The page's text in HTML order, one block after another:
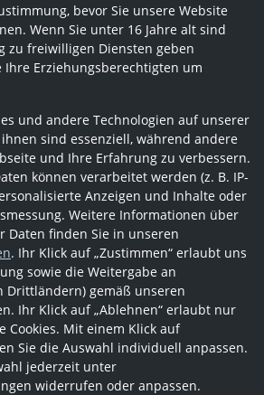
bevor Sie unsere Website
Wenn Sie unter 16 Jahre alt sind
zu freiwilligen Diensten geben
Ihre Erziehungsberechtigten um
und andere Technologien auf unserer
sind essenziell, während andere
und Ihre Erfahrung zu verbessern.
können verarbeitet werden (z. B. IP-
Anzeigen und Inhalte oder
Weitere Informationen über
Daten finden Sie in unseren
. Ihr Klick auf „Zustimmen“ erlaubt uns
sowie die Weitergabe an
Drittländern) gemäß unseren
Ihr Klick auf „Ablehnen“ erlaubt nur
Cookies. Mit einem Klick auf
Sie die Auswahl individuell anpassen.
jederzeit unter
widerrufen oder anpassen.